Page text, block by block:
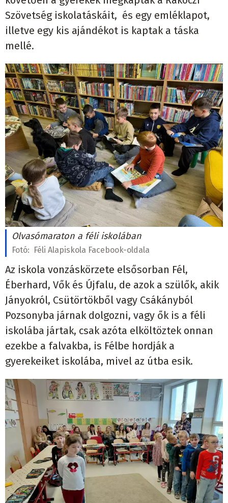
Szövetség iskolatáskáit, és egy emléklapot,
illetve egy kis ajándékot is kaptak a táska
mellé.
Olvasómaraton a féli iskolában
Fotó: Féli Alapiskola Facebook-oldala
Az iskola vonzáskörzete elsősorban Fél,
Éberhard, Vők és Újfalu, de azok a szülők, akik
Jányokról, Csütörtökből vagy Csákányból
Pozsonyba járnak dolgozni, vagy ők is a féli
iskolába jártak, csak azóta elköltöztek onnan
ezekbe a falvakba, is Félbe hordják a
gyerekeiket iskolába, mivel az útba esik.